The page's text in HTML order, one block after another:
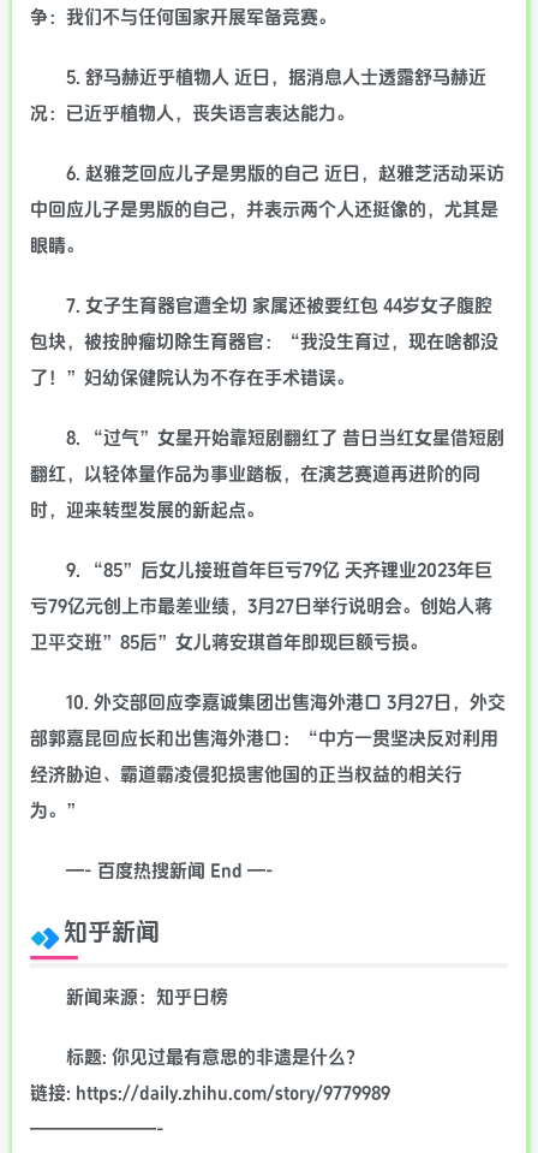
争：我们不与任何国家开展军备竞赛。
5. 舒马赫近乎植物人 近日，据消息人士透露舒马赫近
况：已近乎植物人，丧失语言表达能力。
6. 赵雅芝回应儿子是男版的自己 近日，赵雅芝活动采访
中回应儿子是男版的自己，并表示两个人还挺像的，尤其是
眼睛。
7. 女子生育器官遭全切 家属还被要红包 44岁女子腹腔
包块，被按肿瘤切除生育器官：“我没生育过，现在啥都没
了！”妇幼保健院认为不存在手术错误。
8. “过气”女星开始靠短剧翻红了 昔日当红女星借短剧
翻红，以轻体量作品为事业踏板，在演艺赛道再进阶的同
时，迎来转型发展的新起点。
9. “85”后女儿接班首年巨亏79亿 天齐锂业2023年巨
亏79亿元创上市最差业绩，3月27日举行说明会。创始人蒋
卫平交班”85后”女儿蒋安琪首年即现巨额亏损。
10. 外交部回应李嘉诚集团出售海外港口 3月27日，外交
部郭嘉昆回应长和出售海外港口：“中方一贯坚决反对利用
经济胁迫、霸道霸凌侵犯损害他国的正当权益的相关行
为。”
—- 百度热搜新闻 End —-
知乎新闻
新闻来源：知乎日榜
标题: 你见过最有意思的非遗是什么？
链接: https://daily.zhihu.com/story/9779989
———————-